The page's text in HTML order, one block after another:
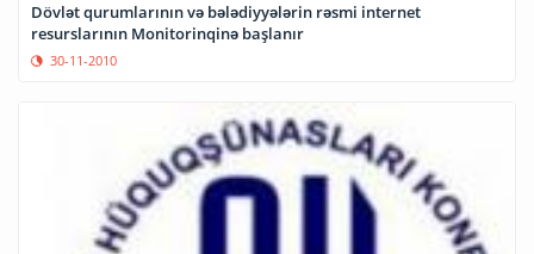
Dövlət qurumlarının və bələdiyyələrin rəsmi internet
resurslarının Monitorinqinə başlanır
30-11-2010